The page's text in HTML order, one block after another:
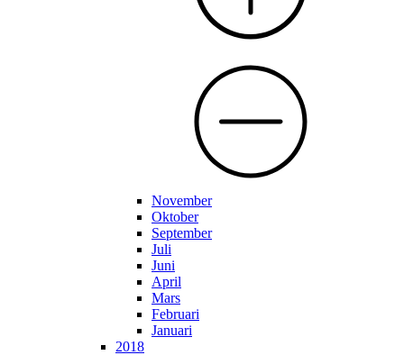
November
Oktober
September
Juli
Juni
April
Mars
Februari
Januari
2018